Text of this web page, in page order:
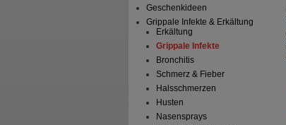
Geschenkideen
Grippale Infekte & Erkältung
Erkältung
Grippale Infekte
Bronchitis
Schmerz & Fieber
Halsschmerzen
Husten
Nasensprays